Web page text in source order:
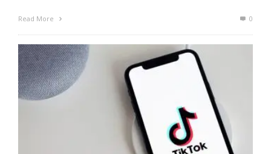
Read More 0